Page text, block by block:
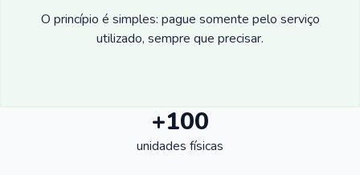
O princípio é simples: pague somente pelo serviço
utilizado, sempre que precisar.
+100
unidades físicas